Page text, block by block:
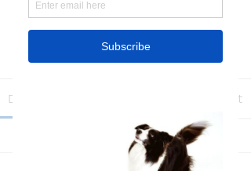
RaraPetcare Group
Public · 396 members
Join
Discussion About